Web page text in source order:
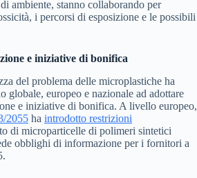
ambiente, stanno collaborando per
i percorsi di esposizione e le possibili
e iniziative di bonifica
del problema delle microplastiche ha
globale, europeo e nazionale ad adottare
e iniziative di bonifica. A livello europeo,
2055 ha introdotto restrizioni
di microparticelle di polimeri sintetici
obblighi di informazione per i fornitori a